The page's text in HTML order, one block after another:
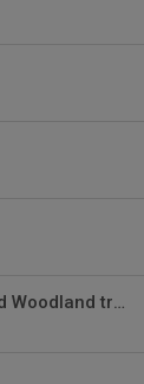
Fira Internationella kvinnodagen med Woodland trail